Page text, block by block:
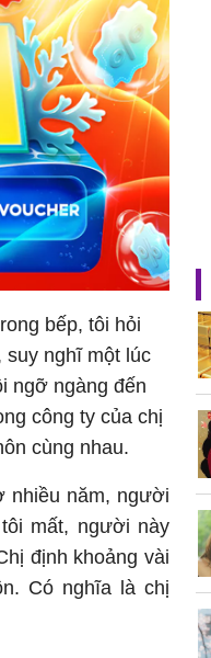
bếp, tôi hỏi
suy nghĩ một lúc
ngỡ ngàng đến
công ty của chị
cùng nhau.
nhiều năm, người
mất, người này
định khoảng vài
Có nghĩa là chị